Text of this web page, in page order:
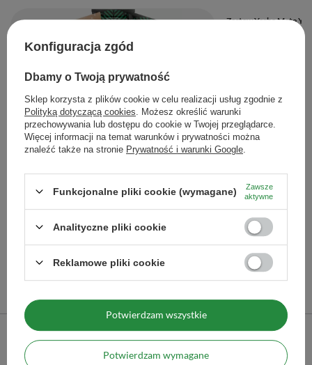
Zestaw Yerba Mate
Poprzedni z tej kategorii Następny z tej kategorii
Termometr analogowy
Konfiguracja zgód
Dbamy o Twoją prywatność
Sklep korzysta z plików cookie w celu realizacji usług zgodnie z
Polityką dotyczącą cookies . Możesz określić warunki
przechowywania lub dostępu do cookie w Twojej przeglądarce.
Więcej informacji na temat warunków i prywatności można
znaleźć także na stronie Prywatność i warunki Google
Funkcjonalne pliki cookie (wymagane)
Zawsze
aktywne
Analityczne pliki cookie
Reklamowe pliki cookie
Potwierdzam wymagane
Potwierdzam wszystkie